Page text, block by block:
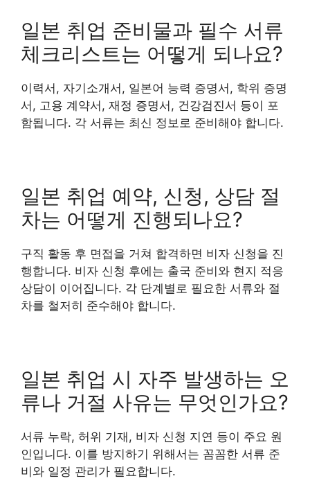
일본 취업 준비물과 필수 서류
체크리스트는 어떻게 되나요?
이력서, 자기소개서, 일본어 능력 증명서, 학위 증명
서, 고용 계약서, 재정 증명서, 건강검진서 등이 포
함됩니다. 각 서류는 최신 정보로 준비해야 합니다.
일본 취업 예약, 신청, 상담 절
차는 어떻게 진행되나요?
구직 활동 후 면접을 거쳐 합격하면 비자 신청을 진
행합니다. 비자 신청 후에는 출국 준비와 현지 적응
상담이 이어집니다. 각 단계별로 필요한 서류와 절
차를 철저히 준수해야 합니다.
일본 취업 시 자주 발생하는 오
류나 거절 사유는 무엇인가요?
서류 누락, 허위 기재, 비자 신청 지연 등이 주요 원
인입니다. 이를 방지하기 위해서는 꼼꼼한 서류 준
비와 일정 관리가 필요합니다.